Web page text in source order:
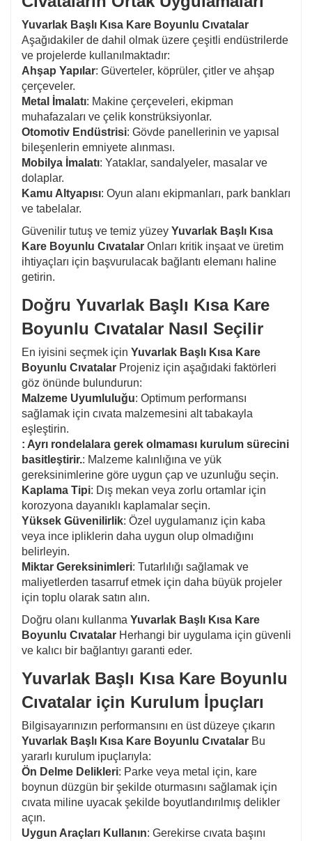
Yuvarlak Başlı Kısa Kare Boyunlu Cıvatalar
Aşağıdakiler de dahil olmak üzere çeşitli endüstrilerde
ve projelerde kullanılmaktadır:
Ahşap Yapılar: Güverteler, köprüler, çitler ve ahşap
çerçeveler.
Metal İmalatı: Makine çerçeveleri, ekipman
muhafazaları ve çelik konstrüksiyonlar.
Otomotiv Endüstrisi: Gövde panellerinin ve yapısal
bileşenlerin emniyete alınması.
Mobilya İmalatı: Yataklar, sandalyeler, masalar ve
dolaplar.
Kamu Altyapısı: Oyun alanı ekipmanları, park bankları
ve tabelalar.
Güvenilir tutuş ve temiz yüzey Yuvarlak Başlı Kısa
Kare Boyunlu Cıvatalar Onları kritik inşaat ve üretim
ihtiyaçları için başvurulacak bağlantı elemanı haline
getirin.
Doğru Yuvarlak Başlı Kısa Kare
Boyunlu Cıvatalar Nasıl Seçilir
En iyisini seçmek için Yuvarlak Başlı Kısa Kare
Boyunlu Cıvatalar Projeniz için aşağıdaki faktörleri
göz önünde bulundurun:
Malzeme Uyumluluğu: Optimum performansı
sağlamak için cıvata malzemesini alt tabakayla
eşleştirin.
: Ayrı rondelalara gerek olmaması kurulum sürecini
basitleştirir.: Malzeme kalınlığına ve yük
gereksinimlerine göre uygun çap ve uzunluğu seçin.
Kaplama Tipi: Dış mekan veya zorlu ortamlar için
korozyona dayanıklı kaplamalar seçin.
Yüksek Güvenilirlik: Özel uygulamanız için kaba
veya ince ipliklerin daha uygun olup olmadığını
belirleyin.
Miktar Gereksinimleri: Tutarlılığı sağlamak ve
maliyetlerden tasarruf etmek için daha büyük projeler
için toplu olarak satın alın.
Doğru olanı kullanma Yuvarlak Başlı Kısa Kare
Boyunlu Cıvatalar Herhangi bir uygulama için güvenli
ve kalıcı bir bağlantıyı garanti eder.
Yuvarlak Başlı Kısa Kare Boyunlu
Cıvatalar için Kurulum İpuçları
Bilgisayarınızın performansını en üst düzeye çıkarın
Yuvarlak Başlı Kısa Kare Boyunlu Cıvatalar Bu
yararlı kurulum ipuçlarıyla:
Ön Delme Delikleri: Parke veya metal için, kare
boynun düzgün bir şekilde oturmasını sağlamak için
cıvata miline uyacak şekilde boyutlandırılmış delikler
açın.
Uygun Araçları Kullanın: Gerekirse cıvata başını